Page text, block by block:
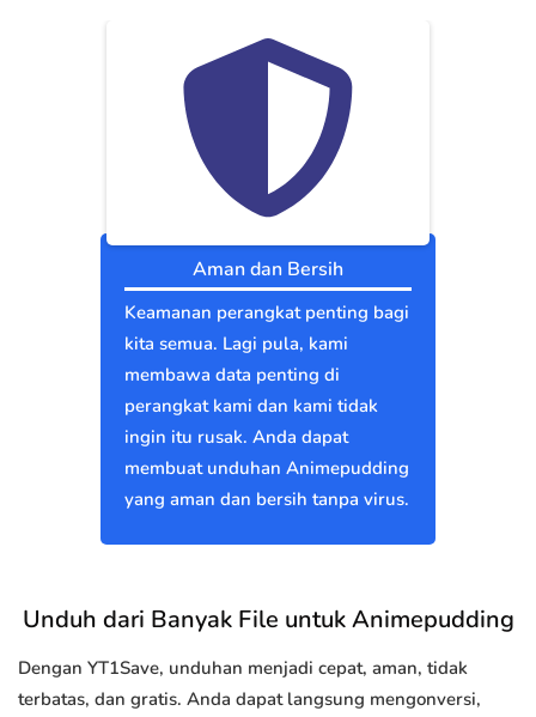
Aman dan Bersih
Keamanan perangkat penting bagi
kita semua. Lagi pula, kami
membawa data penting di
perangkat kami dan kami tidak
ingin itu rusak. Anda dapat
membuat unduhan Animepudding
yang aman dan bersih tanpa virus.
Unduh dari Banyak File untuk Animepudding
Dengan YT1Save, unduhan menjadi cepat, aman, tidak
terbatas, dan gratis. Anda dapat langsung mengonversi,